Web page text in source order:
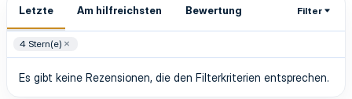
Letzte Am hilfreichsten Bewertung Filter
4 Stern(e)
Es gibt keine Rezensionen, die den Filterkriterien entsprechen.